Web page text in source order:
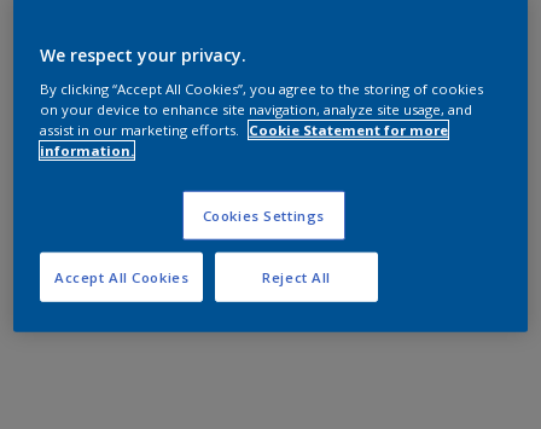
We respect your privacy.
By clicking “Accept All Cookies”, you agree to the storing of cookies
on your device to enhance site navigation, analyze site usage, and
assist in our marketing efforts.
Cookie Statement for more
information.
Cookies Settings
Reject All
Accept All Cookies